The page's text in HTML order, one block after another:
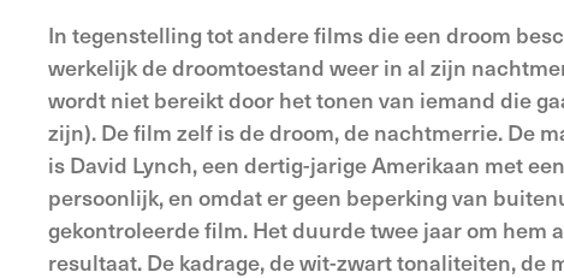
In tegenstelling tot andere films die een droom
werkelijk de droomtoestand weer in al zijn
wordt niet bereikt door het tonen van iemand die
zijn). De film zelf is de droom, de nachtmerrie. De
is David Lynch, een dertig-jarige Amerikaan met
persoonlijk, en omdat er geen beperking van
gekontroleerde film. Het duurde twee jaar om
resultaat. De kadrage, de wit-zwart tonaliteiten, de